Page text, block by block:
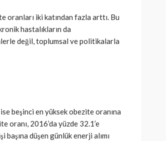
oranları iki katından fazla arttı. Bu
hastalıkların da
değil, toplumsal ve politikalarla
beşinci en yüksek obezite oranına
oranı, 2016’da yüzde 32.1’e
düşen günlük enerji alımı